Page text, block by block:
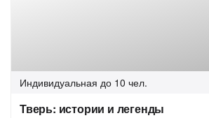
Индивидуальная до 10 чел.
Тверь: истории и легенды